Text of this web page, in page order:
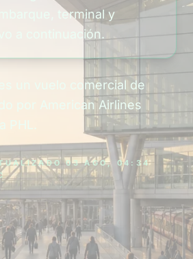
terminal y
a continuación.
un vuelo comercial de
por American Airlines
03 AGO, 04:34